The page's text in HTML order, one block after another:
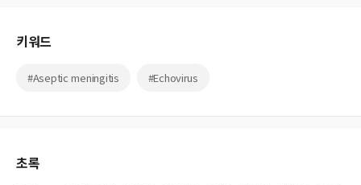
키워드
#Aseptic meningitis #Echovirus
초록